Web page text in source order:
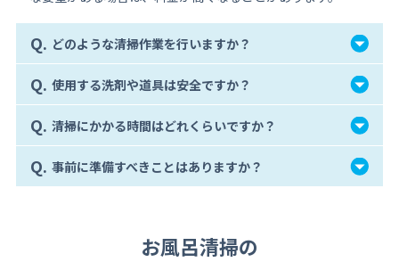
Q. どのような清掃作業を行いますか？
Q. 使用する洗剤や道具は安全ですか？
Q. 清掃にかかる時間はどれくらいですか？
Q. 事前に準備すべきことはありますか？
お風呂清掃の